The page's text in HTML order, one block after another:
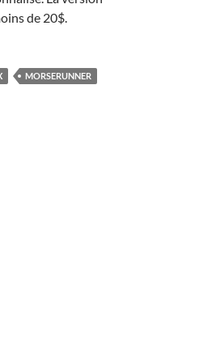
de 20$.
MORSERUNNER